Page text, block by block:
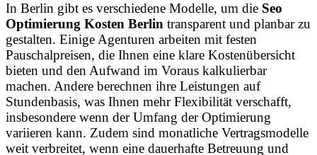
In Berlin gibt es verschiedene Modelle, um die Seo
Optimierung Kosten Berlin transparent und planbar zu
gestalten. Einige Agenturen arbeiten mit festen
Pauschalpreisen, die Ihnen eine klare Kostenübersicht
bieten und den Aufwand im Voraus kalkulierbar
machen. Andere berechnen ihre Leistungen auf
Stundenbasis, was Ihnen mehr Flexibilität verschafft,
insbesondere wenn der Umfang der Optimierung
variieren kann. Zudem sind monatliche Vertragsmodelle
weit verbreitet, wenn eine dauerhafte Betreuung und